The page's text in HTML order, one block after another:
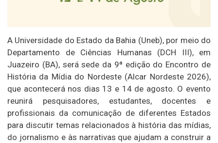
A Universidade do Estado da Bahia (Uneb), por meio do
Departamento de Ciências Humanas (DCH III), em
Juazeiro (BA), será sede da 9ª edição do Encontro de
História da Mídia do Nordeste (Alcar Nordeste 2026),
que acontecerá nos dias 13 e 14 de agosto. O evento
reunirá pesquisadores, estudantes, docentes e
profissionais da comunicação de diferentes Estados
para discutir temas relacionados à história das mídias,
do jornalismo e às narrativas que ajudam a construir a